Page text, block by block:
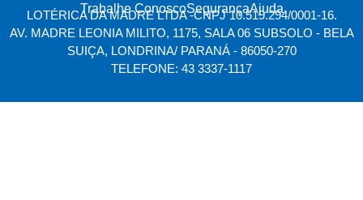
Trabalhe ConoscoSegurançaAjuda
LOTÉRICA DA MADRE LTDA -CNPJ 10.519.294/0001-16.
AV. MADRE LEONIA MILITO, 1175, SALA 06 SUBSOLO - BELA
SUIÇA, LONDRINA/ PARANÁ - 86050-270
TELEFONE: 43 3337-1117